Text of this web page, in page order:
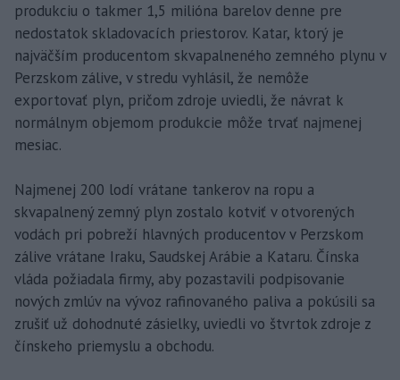
produkciu o takmer 1,5 milióna barelov denne pre
nedostatok skladovacích priestorov. Katar, ktorý je
najväčším producentom skvapalneného zemného plynu v
Perzskom zálive, v stredu vyhlásil, že nemôže
exportovať plyn, pričom zdroje uviedli, že návrat k
normálnym objemom produkcie môže trvať najmenej
mesiac.
Najmenej 200 lodí vrátane tankerov na ropu a
skvapalnený zemný plyn zostalo kotviť v otvorených
vodách pri pobreží hlavných producentov v Perzskom
zálive vrátane Iraku, Saudskej Arábie a Kataru. Čínska
vláda požiadala firmy, aby pozastavili podpisovanie
nových zmlúv na vývoz rafinovaného paliva a pokúsili sa
zrušiť už dohodnuté zásielky, uviedli vo štvrtok zdroje z
čínskeho priemyslu a obchodu.